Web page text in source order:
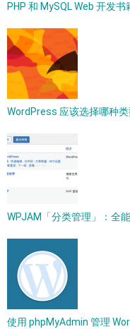
PHP 和 MySQL Web 开发书
WordPress 应该选择哪种
WPJAM「分类管理」：全
使用 phpMyAdmin 管理